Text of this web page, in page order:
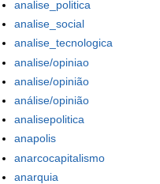
analise_politica
analise_social
analise_tecnologica
analise/opiniao
analise/opinião
análise/opinião
analisepolitica
anapolis
anarcocapitalismo
anarquia